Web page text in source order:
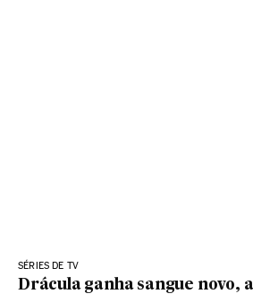
SÉRIES DE TV
Drácula ganha sangue novo,